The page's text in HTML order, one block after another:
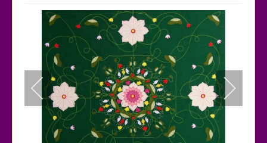
Accueil
Qui sommes-nous ?
Les Expositions
Les toiles
Participer
Nous contacter
Sites amis